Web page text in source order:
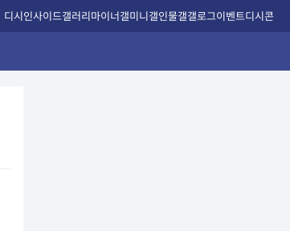
디시인사이드갤러리마이너갤미니갤인물갤갤로그이벤트디시콘